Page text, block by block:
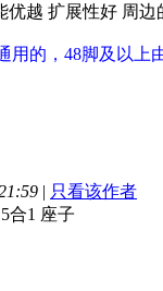
越 扩展性好 周
的，48脚及以上
| 只看该作者
合1 座子